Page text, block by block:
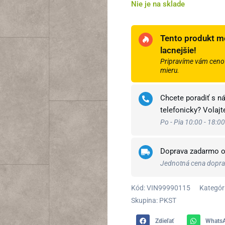
Nie je na sklade
Tento produkt
lacnejšie!
Pripravíme vám
mieru.
Chcete poradiť s
telefonicky?
Po - Pia 10:00 -
Doprava zadarmo
Jednotná cena
Kód:VIN99990115
Skupina: PKST
Zdieľať